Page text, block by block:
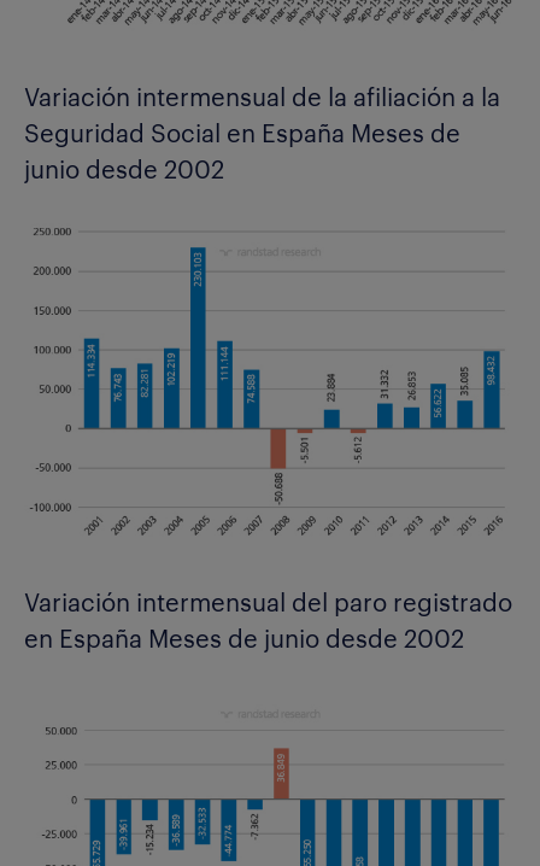
Variación intermensual de la afiliación a la
Seguridad Social en España Meses de
junio desde 2002
Variación intermensual del paro registrado
en España Meses de junio desde 2002